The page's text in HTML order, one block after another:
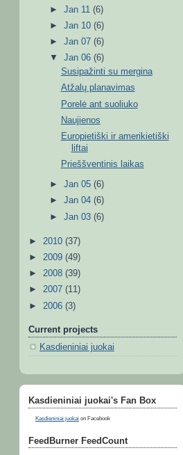
►Jan 11(6)
►Jan 10(6)
►Jan 07(6)
▼Jan 06(6)
Susipažinti su mergina
Atžalų planavimas
Porelė ant suoliuko
Naujienos
Europietiški ir amerikietiški
liftai
Prieššventinis laikas
►Jan 05(6)
►Jan 04(6)
►Jan 03(6)
► 2010 (37)
► 2009 (49)
► 2008 (39)
► 2007 (11)
► 2006 (3)
Current projects
Kasdieniniai juokai
Kasdieniniai juokai's Fan Box
Kasdieniniai juokai on Facebook
FeedBurner FeedCount